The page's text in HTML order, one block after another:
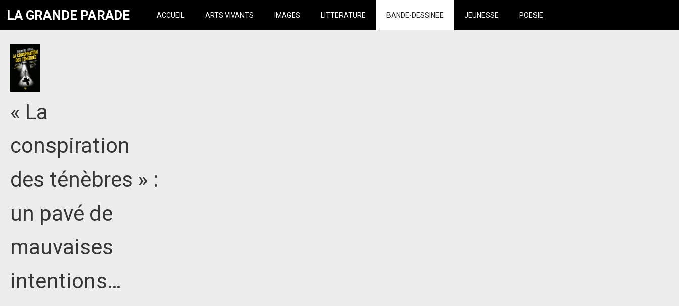
LA GRANDE PARADE ACCUEIL ARTS VIVANTS IMAGES LITTERATURE BANDE-DESSINEE JEUNESSE POESIE
« La
conspiration
des ténèbres » :
un pavé de
mauvaises
intentions…